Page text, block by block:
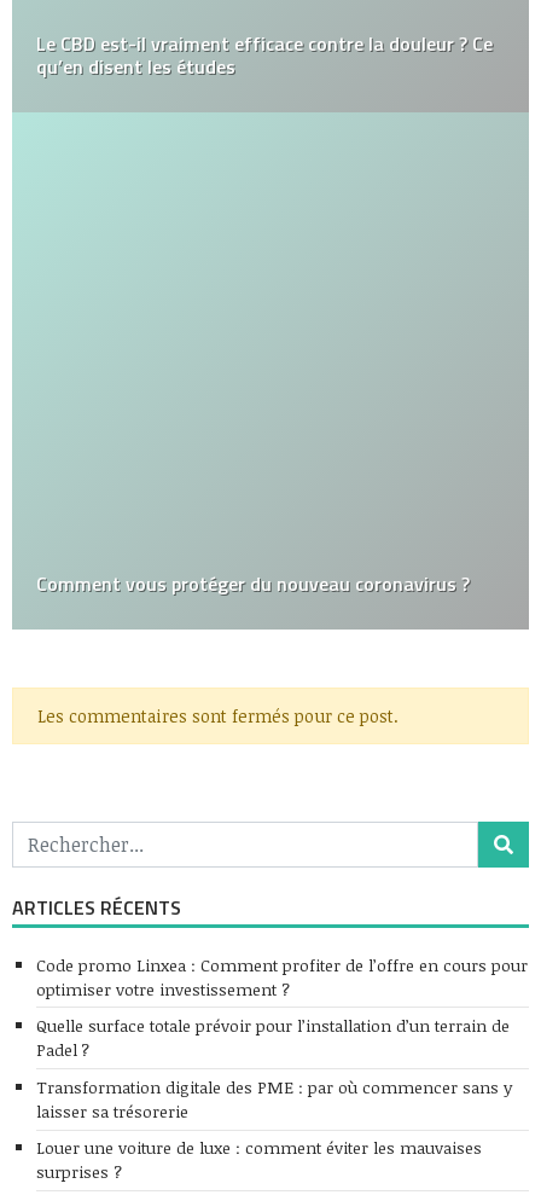
Le CBD est-il vraiment efficace contre la douleur ? Ce
qu’en disent les études
Comment vous protéger du nouveau coronavirus ?
Les commentaires sont fermés pour ce post.
ARTICLES RÉCENTS
Code promo Linxea : Comment profiter de l’offre en cours pour
optimiser votre investissement ?
Quelle surface totale prévoir pour l’installation d’un terrain de
Padel ?
Transformation digitale des PME : par où commencer sans y
laisser sa trésorerie
Louer une voiture de luxe : comment éviter les mauvaises
surprises ?